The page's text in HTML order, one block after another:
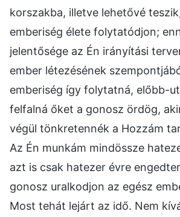
korszakba, illetve lehetővé
emberiség élete folytatódjon;
jelentősége az Én irányítási
ember létezésének
emberiség így folytatná, előbb-
felfalná őket a gonosz ördög,
végül tönkretennék a Hozzám
Az Én munkám mindössze
azt is csak hatezer évre
gonosz uralkodjon az egész
Most tehát lejárt az idő. Nem